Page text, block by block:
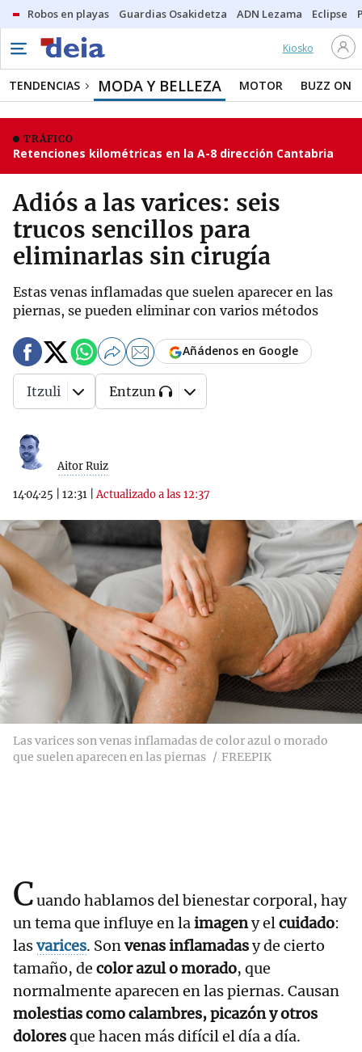
Robos en playas Guardias Osakidetza ADN Lezama Eclipse
Kiosko
TENDENCIAS MODA Y BELLEZA MOTOR BUZZ ON
TRÁFICO
Retenciones kilométricas en la A-8 dirección Cantabria
Adiós a las varices: seis
trucos sencillos para
eliminarlas sin cirugía
Estas venas inflamadas que suelen aparecer en las
piernas, se pueden eliminar con varios métodos
Aitor Ruiz
14·04·25 12:31 |Actualizado a las 12:37
Añádenos en Google
Itzuli Entzun
Las varices son venas inflamadas de color azul o morado
que suelen aparecen en las piernas
FREEPIK
Cuando hablamos del bienestar corporal, hay
un tema que influye en laimageny elcuidado:
lasvarices. Sonvenas inflamadasy de cierto
tamaño, de color azul o morado, que
normalmente aparecen en las piernas. Causan
molestias como calambres, picazón y otros
doloresque hacen más difícil el día a día.